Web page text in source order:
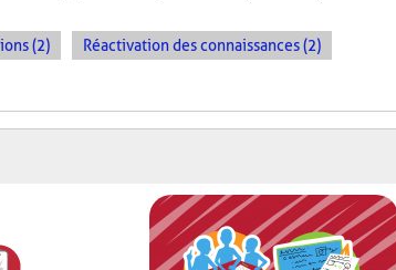
(2) Réactivation des connaissances (2)